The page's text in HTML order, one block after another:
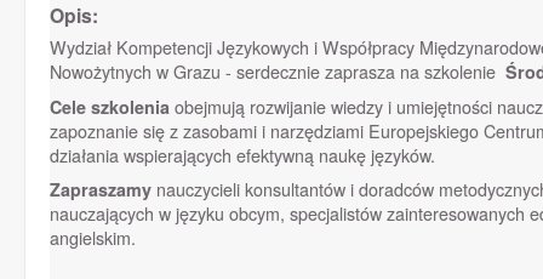
Opis:
Wydział Kompetencji Językowych i Współpracy
Nowożytnych w Grazu - serdecznie zaprasza na szkolenie
Cele szkolenia obejmują rozwijanie wiedzy i umiejętności
zapoznanie się z zasobami i narzędziami Europejskiego
działania wspierających efektywną naukę języków.
Zapraszamy nauczycieli konsultantów i doradców
nauczających w języku obcym, specjalistów zainteresowanych
angielskim.